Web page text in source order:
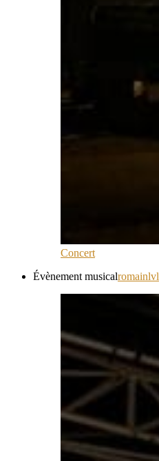
Concert
Évènement musicalromainlvl